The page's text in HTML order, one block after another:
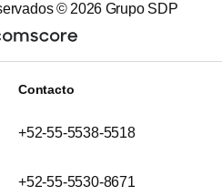
© 2026 Grupo SDP
Contacto
+52-55-5538-5518
+52-55-5530-8671